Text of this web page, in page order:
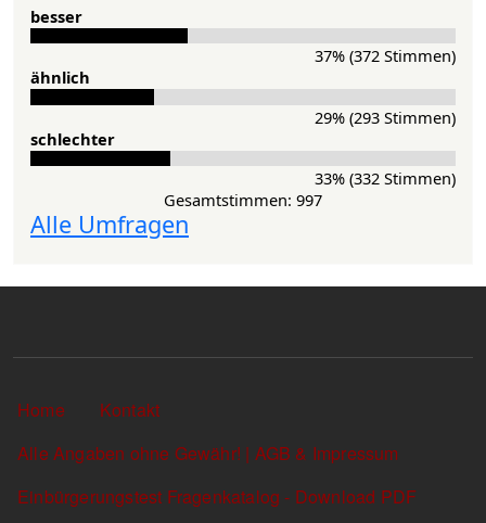
besser
37% (372 Stimmen)
ähnlich
29% (293 Stimmen)
schlechter
33% (332 Stimmen)
Gesamtstimmen: 997
Alle Umfragen
Sekundärlinks
Home
Kontakt
Alle Angaben ohne Gewähr! | AGB & Impressum
Einbürgerungstest Fragenkatalog - Download PDF